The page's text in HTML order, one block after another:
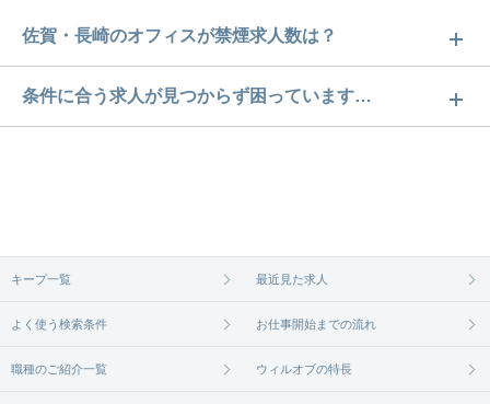
佐賀・長崎のオフィスが禁煙求人数は？
佐賀・長崎のオフィスが禁煙求人数は91件です。ど
のような求人があるかぜひチェックしてみてくださ
条件に合う求人が見つからず困っています…
無料相談の登録はコチラから
キープ一覧 最近見た求人
よく使う検索条件 お仕事開始までの流れ
職種のご紹介一覧 ウィルオブの特長